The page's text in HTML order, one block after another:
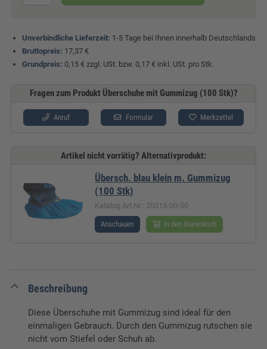
Unverbindliche Lieferzeit: 1-5 Tage bei Ihnen innerhalb Deutschlands
Bruttopreis: 17,37 €
Grundpreis: 0,15 € zzgl. USt. bzw. 0,17 € inkl. USt. pro Stk.
Fragen zum Produkt Überschuhe mit Gummizug (100 Stk)?
Anruf Formular Merkzettel
Artikel nicht vorrätig? Alternativprodukt:
Übersch. blau klein m. Gummizug
(100 Stk)
Katalog Art.Nr.: 20315-00-00
Anschauen In den Warenkorb
Beschreibung
Diese Überschuhe mit Gummizug sind ideal für den
einmaligen Gebrauch. Durch den Gummizug rutschen sie
nicht vom Stiefel oder Schuh ab.